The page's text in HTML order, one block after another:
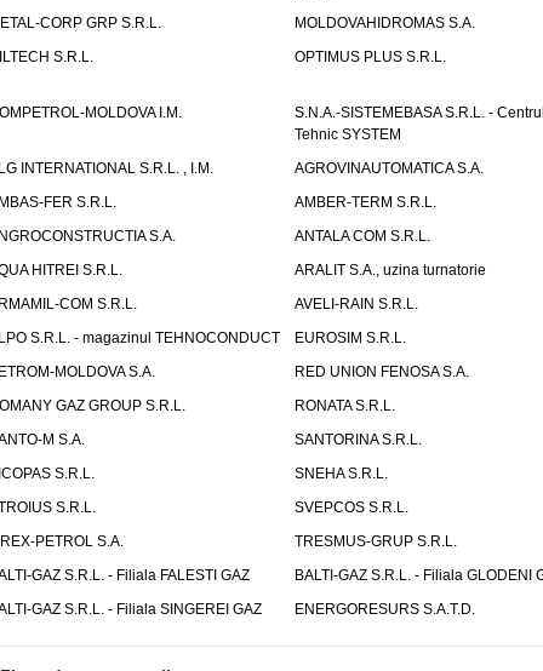
CORP GRP S.R.L.
MOLDOVAHIDROMAS S.A.
S.R.L.
OPTIMUS PLUS S.R.L.
MOLDOVA I.M.
S.N.A.-SISTEMEBASA S.R.L. -
Tehnic SYSTEM
INTERNATIONAL S.R.L. , I.M.
AGROVINAUTOMATICA S.A.
FER S.R.L.
AMBER-TERM S.R.L.
S.A.
ANTALA COM S.R.L.
HITREI S.R.L.
ARALIT S.A., uzina turnatorie
COM S.R.L.
AVELI-RAIN S.R.L.
S.R.L. - magazinul TEHNOCONDUCT
EUROSIM S.R.L.
MOLDOVA S.A.
RED UNION FENOSA S.A.
GAZ GROUP S.R.L.
RONATA S.R.L.
M S.A.
SANTORINA S.R.L.
S.R.L.
SNEHA S.R.L.
S.R.L.
SVEPCOS S.R.L.
PETROL S.A.
TRESMUS-GRUP S.R.L.
GAZ S.R.L. - Filiala FALESTI GAZ
BALTI-GAZ S.R.L. - Filiala GLODENI
GAZ S.R.L. - Filiala SINGEREI GAZ
ENERGORESURS S.A.T.D.